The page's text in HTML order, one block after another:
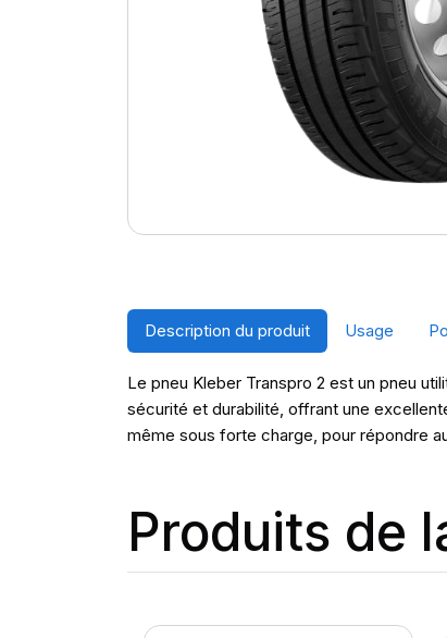
Description du produit Usage
Le pneu Kleber Transpro 2 est un pneu
sécurité et durabilité, offrant une
même sous forte charge, pour répondre
Produits de